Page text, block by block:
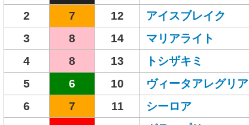
2
7 12 アイスブレイク
3
8 14 マリアライト
4
8 13 トシザキミ
5
6 10 ヴィータアレグリア
6
7 11 シーロア